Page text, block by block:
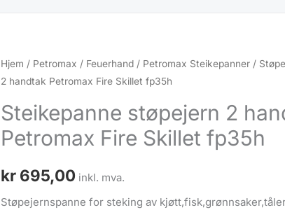
Hjem / Petromax / Feuerhand / Petromax Steikepanner /
2 handtak Petromax Fire Skillet fp35h
Steikepanne støpejern 2
Petromax Fire Skillet fp35h
kr 695,00 inkl. mva.
Støpejernspanne for steking av